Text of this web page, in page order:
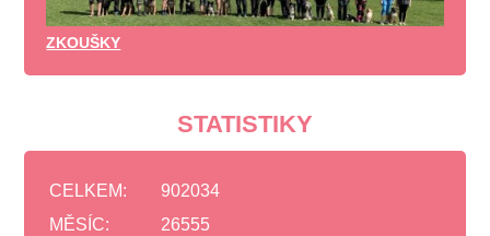
ZKOUŠKY
STATISTIKY
CELKEM:
902034
MĚSÍC:
26555